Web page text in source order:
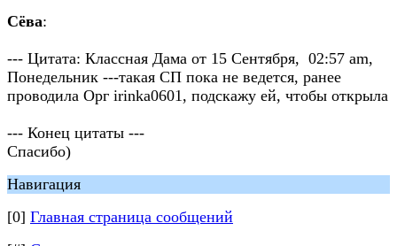
Сёва:
--- Цитата: Классная Дама от 15 Сентября, 02:57 am,
Понедельник ---такая СП пока не ведется, ранее
проводила Орг irinka0601, подскажу ей, чтобы открыла
--- Конец цитаты ---
Спасибо)
Навигация
[0] Главная страница сообщений